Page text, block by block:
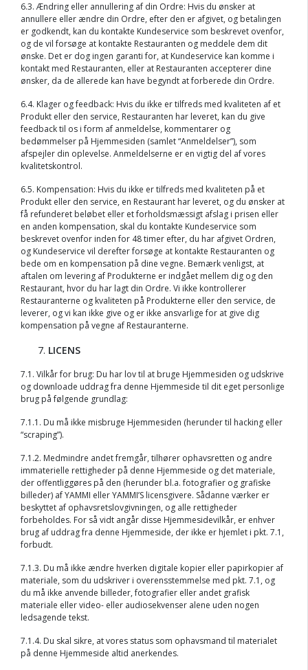
6.3. Ændring eller annullering af din Ordre: Hvis du ønsker at
annullere eller ændre din Ordre, efter den er afgivet, og betalingen
er godkendt, kan du kontakte Kundeservice som beskrevet ovenfor,
og de vil forsøge at kontakte Restauranten og meddele dem dit
ønske. Det er dog ingen garanti for, at Kundeservice kan komme i
kontakt med Restauranten, eller at Restauranten accepterer dine
ønsker, da de allerede kan have begyndt at forberede din Ordre.
6.4. Klager og feedback: Hvis du ikke er tilfreds med kvaliteten af et
Produkt eller den service, Restauranten har leveret, kan du give
feedback til os i form af anmeldelse, kommentarer og
bedømmelser på Hjemmesiden (samlet “Anmeldelser”), som
afspejler din oplevelse. Anmeldelserne er en vigtig del af vores
kvalitetskontrol.
6.5. Kompensation: Hvis du ikke er tilfreds med kvaliteten på et
Produkt eller den service, en Restaurant har leveret, og du ønsker at
få refunderet beløbet eller et forholdsmæssigt afslag i prisen eller
en anden kompensation, skal du kontakte Kundeservice som
beskrevet ovenfor inden for 48 timer efter, du har afgivet Ordren,
og Kundeservice vil derefter forsøge at kontakte Restauranten og
bede om en kompensation på dine vegne. Bemærk venligst, at
aftalen om levering af Produkterne er indgået mellem dig og den
Restaurant, hvor du har lagt din Ordre. Vi ikke kontrollerer
Restauranterne og kvaliteten på Produkterne eller den service, de
leverer, og vi kan ikke give og er ikke ansvarlige for at give dig
kompensation på vegne af Restauranterne.
LICENS
7.1. Vilkår for brug: Du har lov til at bruge Hjemmesiden og udskrive
og downloade uddrag fra denne Hjemmeside til dit eget personlige
brug på følgende grundlag:
7.1.1. Du må ikke misbruge Hjemmesiden (herunder til hacking eller
“scraping”).
7.1.2. Medmindre andet fremgår, tilhører ophavsretten og andre
immaterielle rettigheder på denne Hjemmeside og det materiale,
der offentliggøres på den (herunder bl.a. fotografier og grafiske
billeder) af YAMMI eller YAMMI’S licensgivere. Sådanne værker er
beskyttet af ophavsretslovgivningen, og alle rettigheder
forbeholdes. For så vidt angår disse Hjemmesidevilkår, er enhver
brug af uddrag fra denne Hjemmeside, der ikke er hjemlet i pkt. 7.1,
forbudt.
7.1.3. Du må ikke ændre hverken digitale kopier eller papirkopier af
materiale, som du udskriver i overensstemmelse med pkt. 7.1, og
du må ikke anvende billeder, fotografier eller andet grafisk
materiale eller video- eller audiosekvenser alene uden nogen
ledsagende tekst.
7.1.4. Du skal sikre, at vores status som ophavsmand til materialet
på denne Hjemmeside altid anerkendes.